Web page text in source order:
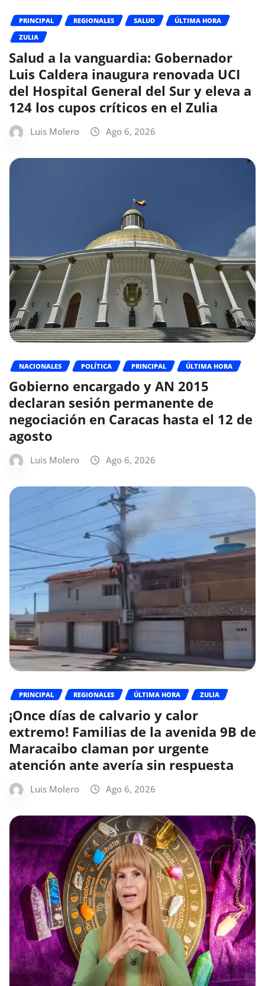
PRINCIPAL REGIONALES SALUD
ÚLTIMA HORA
ZULIA
Salud a la vanguardia: Gobernador
Luis Caldera inaugura renovada UCI
del Hospital General del Sur y eleva a
124 los cupos críticos en el Zulia
Luis Molero Ago 6, 2026
NACIONALES POLÍTICA PRINCIPAL ÚLTIMA HORA
Gobierno encargado y AN 2015
declaran sesión permanente de
negociación en Caracas hasta el 12 de
agosto
Luis Molero Ago 6, 2026
PRINCIPAL REGIONALES ÚLTIMA HORA ZULIA
¡Once días de calvario y calor
extremo! Familias de la avenida 9B de
Maracaibo claman por urgente
atención ante avería sin respuesta
Luis Molero Ago 6, 2026